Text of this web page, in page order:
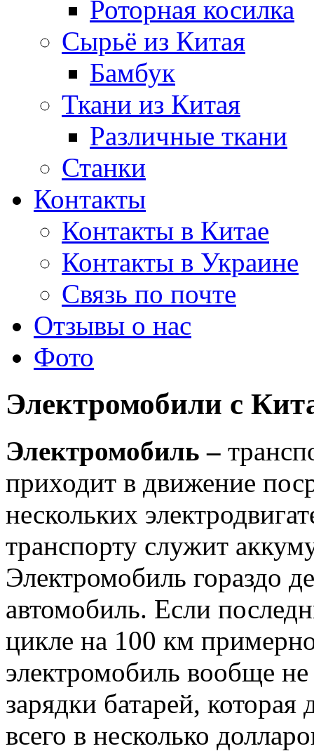
Роторная косилка
Сырьё из Китая
Бамбук
Ткани из Китая
Различные ткани
Станки
Контакты
Контакты в Китае
Контакты в Украине
Связь по почте
Отзывы о нас
Фото
Электромобили с
Электромобиль –
приходит в движение
нескольких
транспорту служит
Электромобиль гораздо
автомобиль. Если
цикле на 100 км
электромобиль вообще
зарядки батарей, которая
всего в несколько